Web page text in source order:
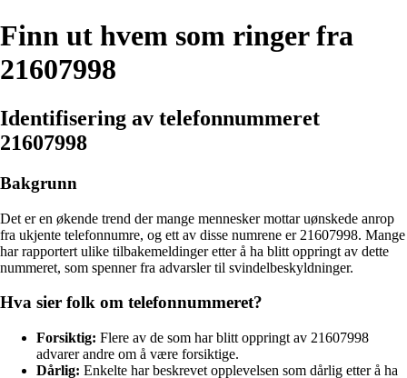
Finn ut hvem som ringer fra
21607998
Identifisering av telefonnummeret
21607998
Bakgrunn
Det er en økende trend der mange mennesker mottar uønskede anrop
fra ukjente telefonnumre, og ett av disse numrene er 21607998. Mange
har rapportert ulike tilbakemeldinger etter å ha blitt oppringt av dette
nummeret, som spenner fra advarsler til svindelbeskyldninger.
Hva sier folk om telefonnummeret?
Forsiktig: Flere av de som har blitt oppringt av 21607998
advarer andre om å være forsiktige.
Dårlig: Enkelte har beskrevet opplevelsen som dårlig etter å ha